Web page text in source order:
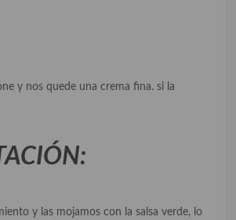
y nos quede una crema fina. si la
y las mojamos con la salsa verde, lo